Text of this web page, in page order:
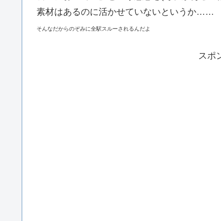
素材はあるのに活かせていないというか……
そんなだからのぞみに全駅スルーされるんだよ
スポ